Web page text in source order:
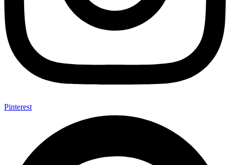
Pinterest